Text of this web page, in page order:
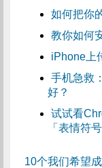
如何把你
教你如何
iPhone上
手机急救
好？
试试看
「表情符
10个我们希望